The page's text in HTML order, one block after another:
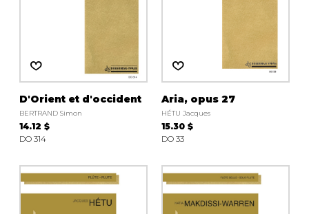
D'Orient et d'occident
BERTRAND Simon
14.12 $
DO 314
Aria, opus 27
HÉTU Jacques
15.30 $
DO 33